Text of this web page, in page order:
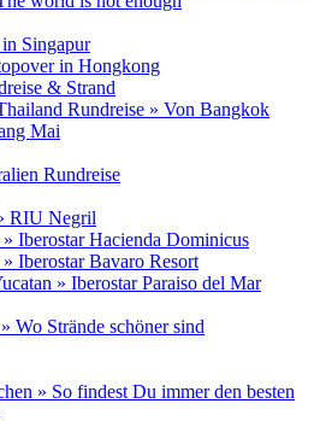
Singapur
in Hongkong
& Strand
Rundreise » Von Bangkok
Mai
Rundreise
RIU Negril
Iberostar Hacienda Dominicus
Iberostar Bavaro Resort
» Iberostar Paraiso del Mar
Wo Strände schöner sind
» So findest Du immer den besten